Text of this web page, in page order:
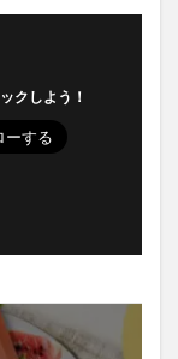
クしよう！